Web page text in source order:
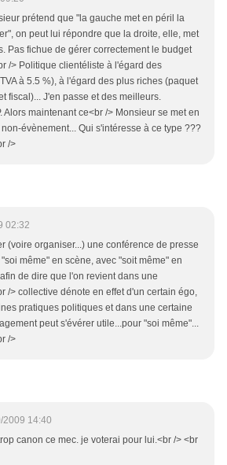
prétend que "la gauche met en péril la
on peut lui répondre que la droite, elle, met
Pas fichue de gérer correctement le budget
/> Politique clientéliste à l'égard des
à 5.5 %), à l'égard des plus riches (paquet
fiscal)... J'en passe et des meilleurs.
Alors maintenant ce<br /> Monsieur se met en
évènement... Qui s'intéresse à ce type ???
/>
02:32
(voire organiser...) une conférence de presse
même" en scène, avec "soit même" en
de dire que l'on revient dans une
/> collective dénote en effet d'un certain égo,
pratiques politiques et dans une certaine
peut s'évérer utile...pour "soi même"...
/>
2009 14:40
canon ce mec. je voterai pour lui.<br /> <br